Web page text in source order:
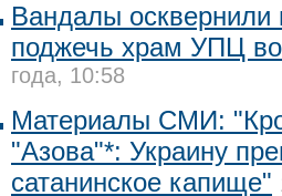
Вандалы осквернили
поджечь храм УПЦ
года, 10:58
Материалы СМИ:
"Азова"*: Украину
сатанинское капище"